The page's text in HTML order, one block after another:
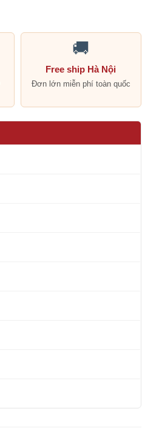
🚚
Free ship Hà Nội
Đơn lớn miễn phí toàn quốc